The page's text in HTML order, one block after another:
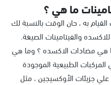
ما هي ؟
به ، حان الوقت بالنسبة لك
والفيتامينات الصيغة.
هي مضادات الاكسده ؟ وما هي
الطبيعية الموجودة
جزيئات الأوكسيجين ، مثل